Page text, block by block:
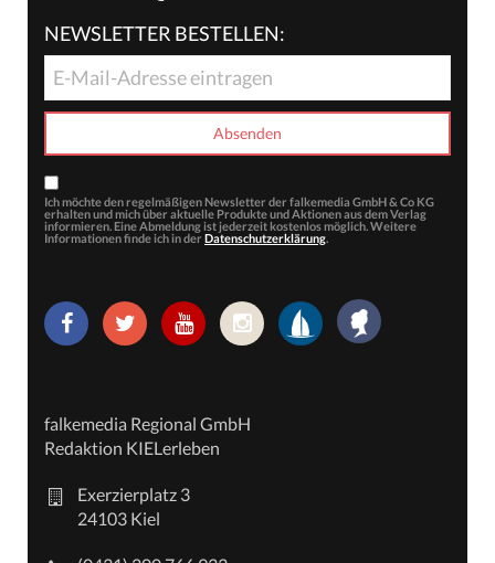
NEWSLETTER BESTELLEN:
Ich möchte den regelmäßigen Newsletter der falkemedia GmbH & Co KG
erhalten und mich über aktuelle Produkte und Aktionen aus dem Verlag
informieren. Eine Abmeldung ist jederzeit kostenlos möglich. Weitere
Informationen finde ich in der Datenschutzerklärung.
falkemedia Regional GmbH
Redaktion KIELerleben
Exerzierplatz 3
24103 Kiel